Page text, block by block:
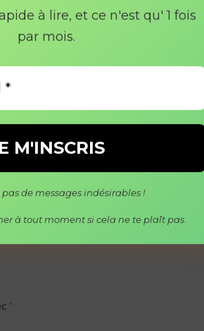
à lire, et ce n'est qu' 1 fois
par mois.
de messages indésirables !
à tout moment si cela ne te plaît pas
*